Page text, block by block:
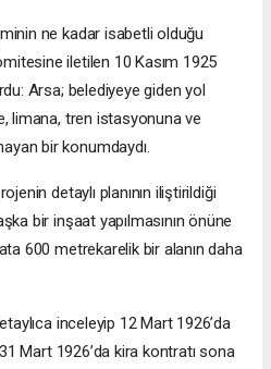
ne kadar isabetli olduğu
iletilen 10 Kasım 1925
Arsa; belediyeye giden yol
limana, tren istasyonuna ve
bir konumdaydı.
detaylı planının iliştirildiği
bir inşaat yapılmasının önüne
600 metrekarelik bir alanın daha
inceleyip 12 Mart 1926’da
Mart 1926’da kira kontratı sona